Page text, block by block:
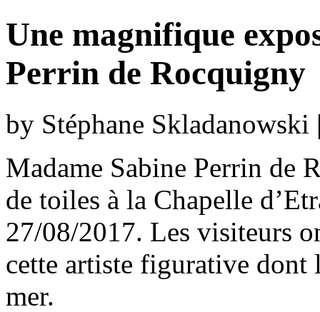
Une magnifique
Perrin de Rocquigny
by Stéphane
Madame Sabine Perrin de
de toiles à la Chapelle
27/08/2017. Les visiteurs
cette artiste figurative dont
mer.